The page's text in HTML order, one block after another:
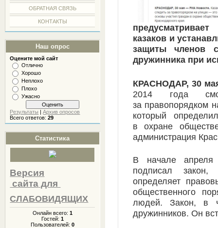
ОБРАТНАЯ СВЯЗЬ
КОНТАКТЫ
Наш опрос
Оцените мой сайт
Отлично
Хорошо
Неплохо
Плохо
Ужасно
Результаты |Архив опросов
Всего ответов:29
Статистика
Версия
сайта для
СЛАБОВИДЯЩИХ
Онлайн всего: 1
Гостей: 1
Пользователей: 0
казаков и
защиты членов
дружинника при
КРАСНОДАР, 30
2014 года
за правопорядком
который
в охране
администрация
В начале апреля
подписал
определяет
общественного
людей. Закон, в
дружинников. Он